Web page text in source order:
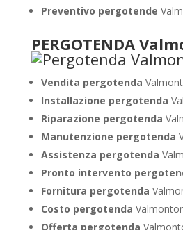
Preventivo pergotende
PERGOTENDA
Vendita pergotenda
Installazione pergotenda
Riparazione pergotenda
Manutenzione pergotenda
Assistenza pergotenda
Pronto intervento
Fornitura pergotenda
Costo pergotenda
Offerta pergotenda